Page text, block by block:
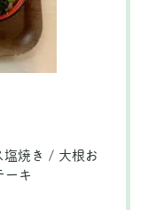
焼き / 大根お
ーキ